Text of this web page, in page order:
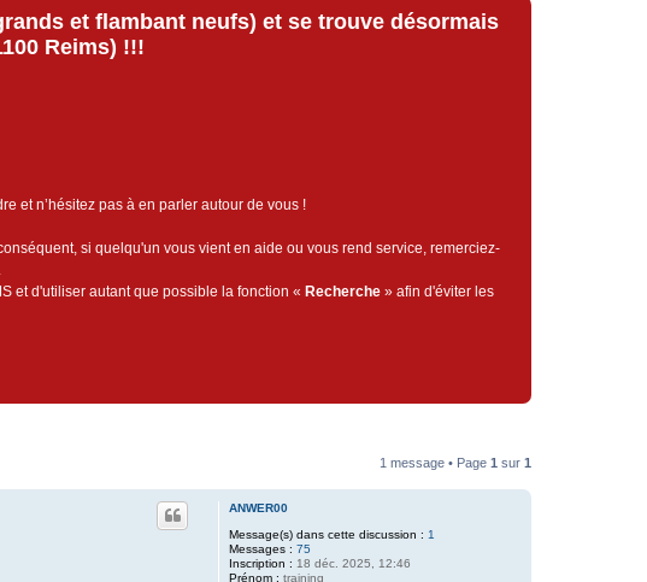
et flambant neufs) et se trouve désormais
Reims) !!!
et n’hésitez pas à en parler autour de vous !
si quelqu'un vous vient en aide ou vous rend service, remerciez-
et d'utiliser autant que possible la fonction « Recherche » afin d'éviter les
1 message • Page 1 sur 1
ANWER00
Message(s) dans cette discussion : 1
Messages : 75
Inscription : 18 déc. 2025, 12:46
Prénom : training